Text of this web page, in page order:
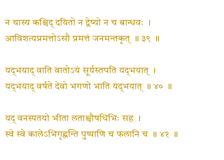
न चास्य कश्चिद् दयितो न द्वेष्यो न च बान्धवः ।
आविशत्यप्रमत्तोऽसौ प्रमत्तं जनमन्तकृत् ॥ ३९ ॥
यद्‍भयाद् वाति वातोऽयं सूर्यस्तपति यद्‍भयात् ।
यद्‍भयाद् वर्षते देवो भगणो भाति यद्‍भयात् ॥ ४० ॥
यद् वनस्पतयो भीता लताश्चौषधिभिः सह ।
स्वे स्वे कालेऽभिगृह्णन्ति पुष्पाणि च फलानि च ॥ ४१ ॥